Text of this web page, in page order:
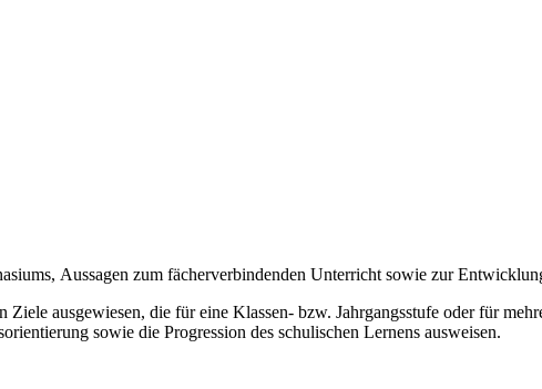
Aussagen zum fächerverbindenden Unterricht sowie zur
ausgewiesen, die für eine Klassen- bzw. Jahrgangsstufe oder für
sowie die Progression des schulischen Lernens ausweisen.